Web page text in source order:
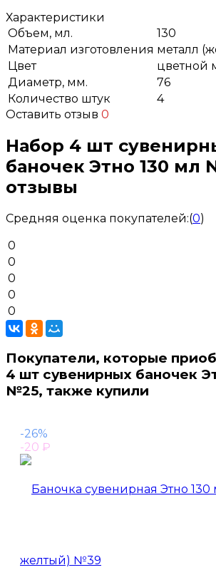
Характеристики
Объем, мл.
130
Материал изготовления металл
Цвет
цветной
Диаметр, мм.
76
Количество штук
4
Оставить отзыв 0
Набор 4 шт
баночек Этно 130 мл
отзывы
Средняя оценка покупателей:(0)
0
0
0
0
0
Покупатели, которые
4 шт сувенирных баночек
№25, также купили
-26%
-20 ₽